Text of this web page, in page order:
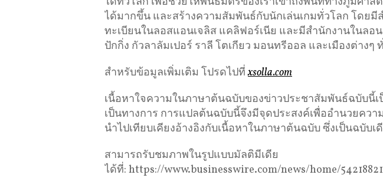
ได้มากขึ้น และสร้างความสัมพันธ์กับนักเล่นเกมทั่วโลก โดย
ทะเบียนในลอสแอนเจลิส แคลิฟอร์เนีย และมีสำนักงานในลอ
ปักกิ่ง กัวลาลัมเปอร์ ราลี โตเกียว มอนทรีออล และเมืองต่างๆ
สำหรับข้อมูลเพิ่มเติม โปรดไปที่xsolla.com
เนื้อหาใจความในภาษาต้นฉบับของข่าวประชาสัมพันธ์ฉบับนี้
เป็นทางการ การแปลต้นฉบับนี้จึงมีจุดประสงค์เพื่ออำนวยควา
นำไปเทียบเคียงอ้างอิงกับเนื้อหาในภาษาต้นฉบับ ซึ่งเป็นฉบับ
สามารถรับชมภาพในรูปแบบมัลติมีเดีย
ได้ที่: https://www.businesswire.com/news/home/